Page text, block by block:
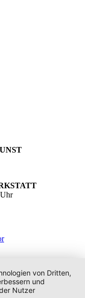
von Dritten,
und
Nutzer